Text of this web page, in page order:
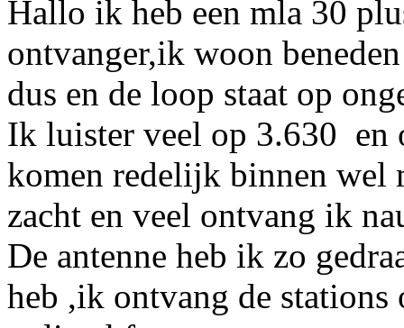
Hallo ik heb een mla 30
ontvanger,ik woon
dus en de loop staat op
Ik luister veel op 3.630 en
komen redelijk binnen wel
zacht en veel ontvang ik
De antenne heb ik zo
heb ,ik ontvang de stations